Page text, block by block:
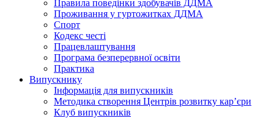
Правила поведінки здобувачів ДДМА
Проживання у гуртожитках ДДМА
Спорт
Кодекс честі
Працевлаштування
Програма безперервної освіти
Практика
Випускнику
Інформація для випускників
Методика створення Центрів розвитку кар’єри
Клуб випускників